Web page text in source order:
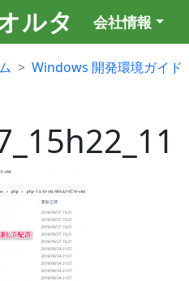
ルタ 会社情報
Windows 開発環境ガイド